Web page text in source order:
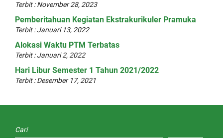
Terbit : November 28, 2023
Pemberitahuan Kegiatan Ekstrakurikuler Pramuka
Terbit : Januari 13, 2022
Alokasi Waktu PTM Terbatas
Terbit : Januari 2, 2022
Hari Libur Semester 1 Tahun 2021/2022
Terbit : Desember 17, 2021
Cari